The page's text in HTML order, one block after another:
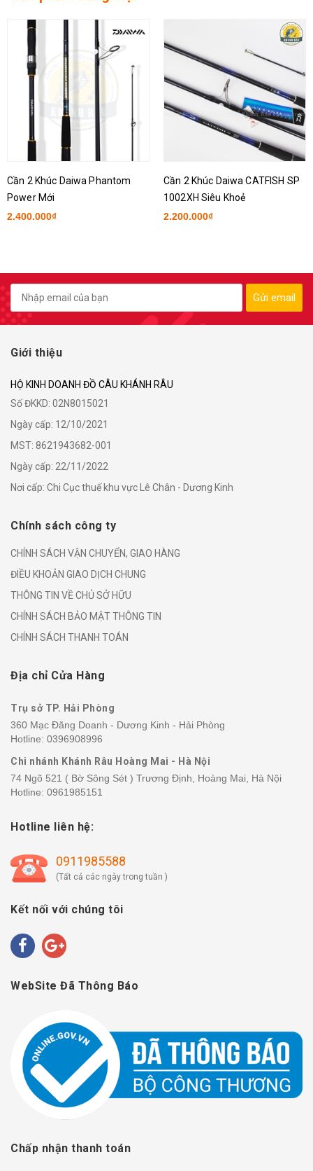
Cần 2 Khúc Daiwa Phantom
Power Mới
2.400.000₫
Cần 2 Khúc Daiwa CATFISH SP
1002XH Siêu Khoẻ
2.200.000₫
Gửi email
Giới thiệu
HỘ KINH DOANH ĐỒ CÂU KHÁNH RÂU
Số ĐKKD: 02N8015021
Ngày cấp: 12/10/2021
MST: 8621943682-001
Ngày cấp: 22/11/2022
Nơi cấp: Chi Cục thuế khu vực Lê Chân - Dương Kinh
Chính sách công ty
CHÍNH SÁCH VẬN CHUYỂN, GIAO HÀNG
ĐIỀU KHOẢN GIAO DỊCH CHUNG
THÔNG TIN VỀ CHỦ SỞ HỮU
CHÍNH SÁCH BẢO MẬT THÔNG TIN
CHÍNH SÁCH THANH TOÁN
Địa chỉ Cửa Hàng
Trụ sở TP. Hải Phòng
360 Mạc Đăng Doanh - Dương Kinh - Hải Phòng
Hotline: 0396908996
Chi nhánh Khánh Râu Hoàng Mai - Hà Nội
74 Ngõ 521 ( Bờ Sông Sét ) Trương Định, Hoàng Mai, Hà Nội
Hotline: 0961985151
Hotline liên hệ:
0911985588
(Tất cả các ngày trong tuần )
Kết nối với chúng tôi
WebSite Đã Thông Báo
Chấp nhận thanh toán